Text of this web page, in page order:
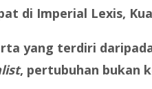
di Imperial Lexis,
yang terdiri
, pertubuhan bukan